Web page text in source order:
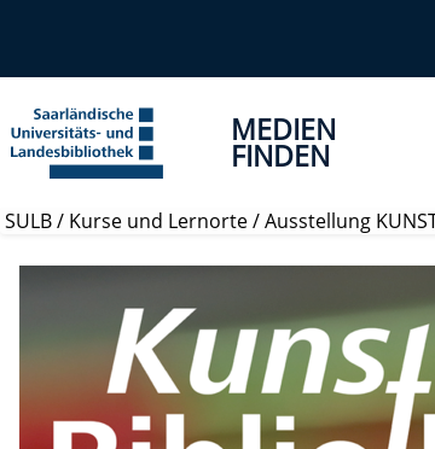
MEDIEN
FINDEN
SULB/ Kurse und Lernorte/Ausstellung